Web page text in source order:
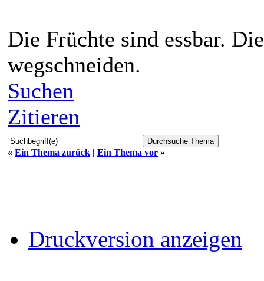
Die Früchte sind essbar.
wegschneiden.
Suchen
Zitieren
« Ein Thema zurück | Ein Thema vor »
Druckversion anzeigen